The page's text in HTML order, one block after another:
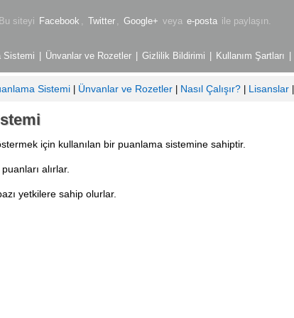
Bu siteyi Facebook , Twitter , Google+ veya e-posta ile paylaşın.
Sistemi Ünvanlar ve Rozetler Gizlilik Bildirimi Kullanım Şartları
Sistemi Ünvanlar ve Rozetler Nasıl Çalışır? Lisanslar
için kullanılan bir puanlama sistemine sahiptir.
alırlar.
yetkilere sahip olurlar.